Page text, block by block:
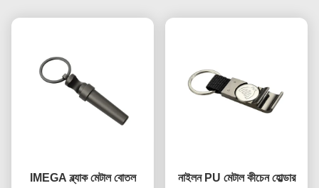
IMEGA ব্ল্যাক মেটাল বোতল
নাইলন PU মেটাল কীচেন হোল্ডার